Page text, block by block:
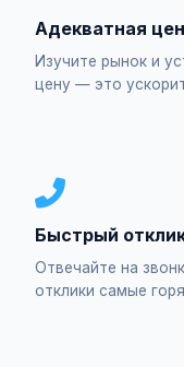
Адекватная
Изучите рынок и
цену — это
Быстрый
Отвечайте на
отклики самые